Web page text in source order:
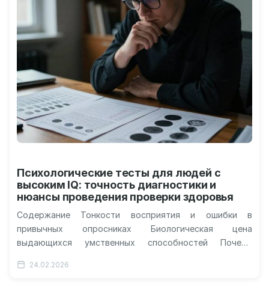
Психологические тесты для людей с
высоким IQ: точность диагностики и
нюансы проведения проверки здоровья
Содержание Тонкости восприятия и ошибки в
привычных опросниках Биологическая цена
выдающихся умственных способностей Почему
Давно сложилось мнение, что блестящий…
24.02.2026